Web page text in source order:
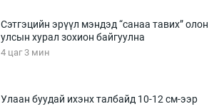
Сэтгэцийн эрүүл мэндэд “санаа тавих” олон
улсын хурал зохион байгуулна
4 цаг 3 мин
Улаан буудай ихэнх талбайд 10-12 см-ээр